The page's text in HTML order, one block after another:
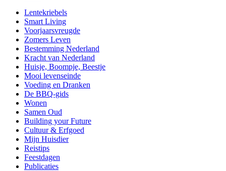
Lentekriebels
Smart Living
Voorjaarsvreugde
Zomers Leven
Bestemming Nederland
Kracht van Nederland
Huisje, Boompje, Beestje
Mooi levenseinde
Voeding en Dranken
De BBQ-gids
Wonen
Samen Oud
Building your Future
Cultuur & Erfgoed
Mijn Huisdier
Reistips
Feestdagen
Publicaties